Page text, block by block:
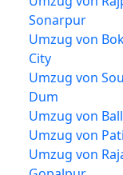
Sonarpur
Umzug von
City
Umzug von
Dum
Umzug von
Umzug von
Umzug von